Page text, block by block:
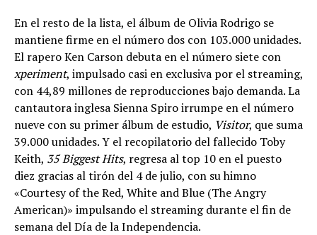
En el resto de la lista, el álbum de Olivia Rodrigo se
mantiene firme en el número dos con 103.000 unidades.
El rapero Ken Carson debuta en el número siete con
xperiment, impulsado casi en exclusiva por el streaming,
con 44,89 millones de reproducciones bajo demanda. La
cantautora inglesa Sienna Spiro irrumpe en el número
nueve con su primer álbum de estudio, Visitor, que suma
39.000 unidades. Y el recopilatorio del fallecido Toby
Keith, 35 Biggest Hits, regresa al top 10 en el puesto
diez gracias al tirón del 4 de julio, con su himno
«Courtesy of the Red, White and Blue (The Angry
American)» impulsando el streaming durante el fin de
semana del Día de la Independencia.